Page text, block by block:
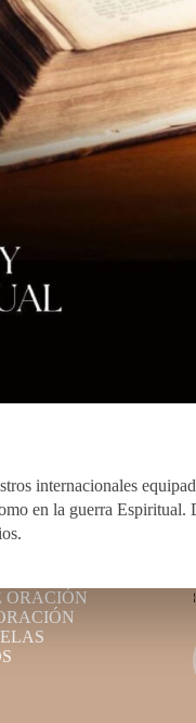
internacionales
en la guerra
ORACIÓN